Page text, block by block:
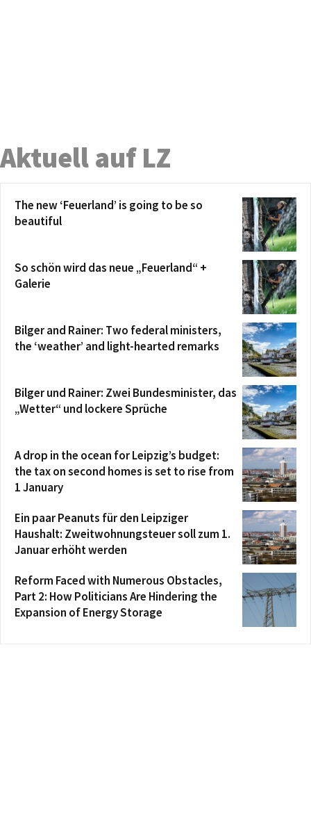
Aktuell auf LZ
The new ‘Feuerland’ is going to be so
beautiful
So schön wird das neue „Feuerland“ +
Galerie
Bilger and Rainer: Two federal ministers,
the ‘weather’ and light-hearted remarks
Bilger und Rainer: Zwei Bundesminister, das
„Wetter“ und lockere Sprüche
A drop in the ocean for Leipzig’s budget:
the tax on second homes is set to rise from
1 January
Ein paar Peanuts für den Leipziger
Haushalt: Zweitwohnungsteuer soll zum 1.
Januar erhöht werden
Reform Faced with Numerous Obstacles,
Part 2: How Politicians Are Hindering the
Expansion of Energy Storage